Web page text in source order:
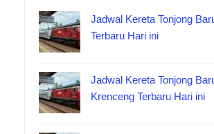
Jadwal Kereta Tonjong
Terbaru Hari ini
Jadwal Kereta Tonjong
Krenceng Terbaru Hari ini